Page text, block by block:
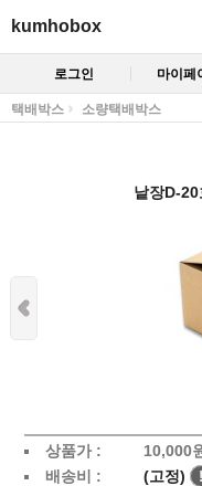
kumhobox
로그인 마이페
택배박스 소량택배박스
낱장D-
상품가 : 10,000
배송비 :
(고정) !